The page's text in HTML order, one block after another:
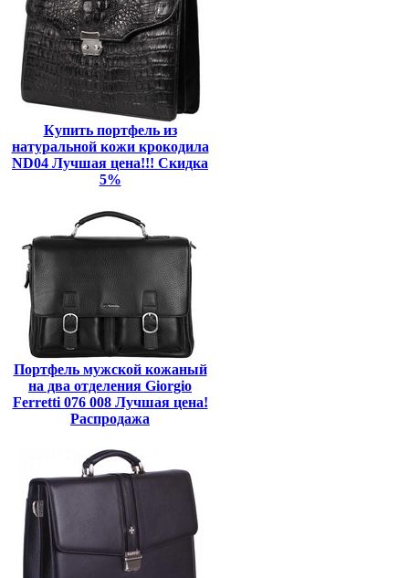
Купить портфель из
натуральной кожи крокодила
ND04 Лучшая цена!!! Скидка
5%
Портфель мужской кожаный
на два отделения Giorgio
Ferretti 076 008 Лучшая цена!
Распродажа